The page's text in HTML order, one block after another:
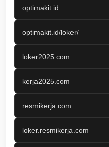
optimakit.id
optimakit.id/loker/
loker2025.com
kerja2025.com
resmikerja.com
loker.resmikerja.com